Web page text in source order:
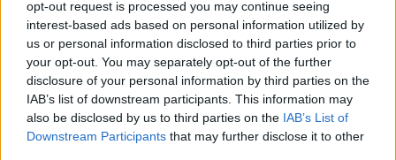
opt-out request is processed you may continue seeing
interest-based ads based on personal information utilized by
us or personal information disclosed to third parties prior to
your opt-out. You may separately opt-out of the further
disclosure of your personal information by third parties on the
IAB’s list of downstream participants. This information may
also be disclosed by us to third parties on the IAB’s List of
Downstream Participants that may further disclose it to other
Precedente
Coronavirus,
scrive vademecum
su come eludere i
controlli:
denunciato
Successiva
INCHIESTA –
Nuovo caso di
parentopoli al
Policlinico Tor
Vergata?